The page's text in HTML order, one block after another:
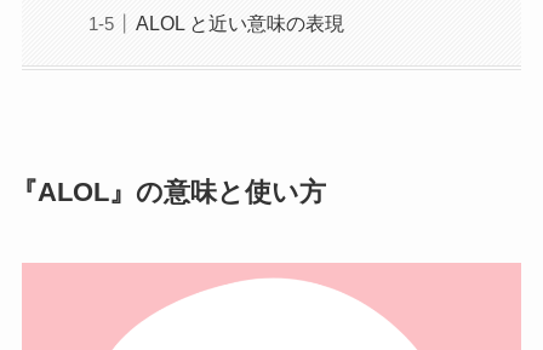
ALOL と近い意味の表現
『ALOL』の意味と使い方